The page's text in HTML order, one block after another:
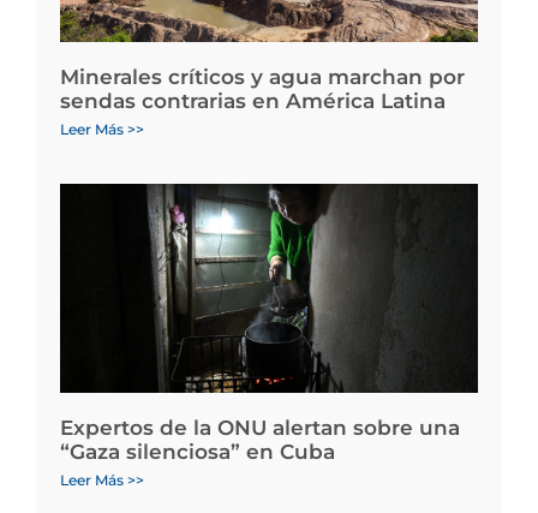
Minerales críticos y agua marchan por
sendas contrarias en América Latina
Leer Más >>
Expertos de la ONU alertan sobre una
“Gaza silenciosa” en Cuba
Leer Más >>